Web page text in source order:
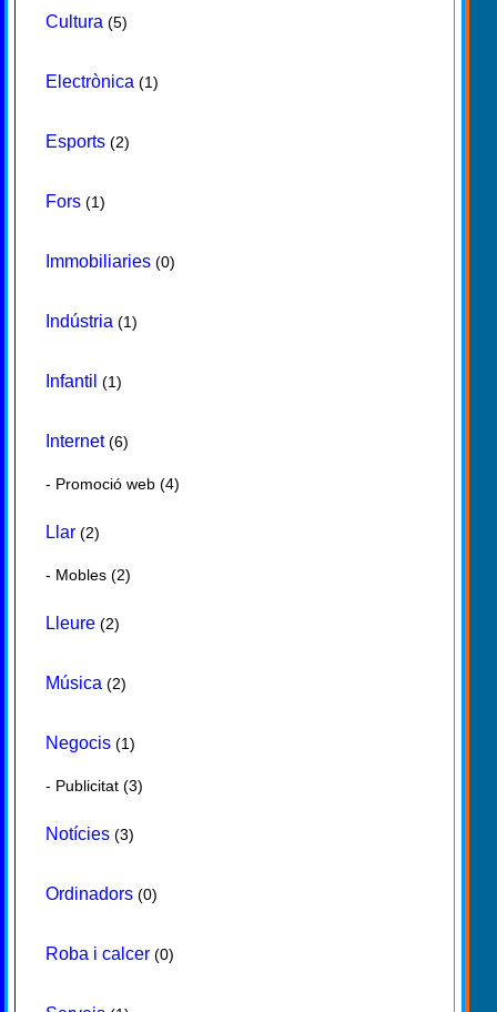
Cultura (5)
Electrònica (1)
Esports (2)
Fors (1)
Immobiliaries (0)
Indústria (1)
Infantil (1)
Internet(6)
- Promoció web (4)
Llar (2)
- Mobles (2)
Lleure (2)
Música (2)
Negocis (1)
- Publicitat (3)
Notícies (3)
Ordinadors (0)
Roba i calcer (0)